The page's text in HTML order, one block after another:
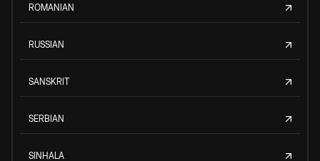
ROMANIAN
RUSSIAN
SANSKRIT
SERBIAN
SINHALA